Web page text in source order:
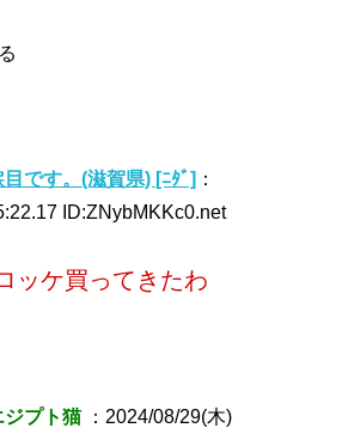
です。(滋賀県) [ﾆﾀﾞ] ：
ID:ZNybMKKc0.net
ッケ買ってきたわ
ジプト猫 ：2024/08/29(木)